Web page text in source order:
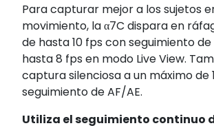
Para capturar mejor a los sujetos
movimiento, la α7C dispara en
de hasta 10 fps con seguimiento de
hasta 8 fps en modo Live View.
captura silenciosaa un máximo de
seguimiento de AF/AE.
Utiliza el seguimiento continuo